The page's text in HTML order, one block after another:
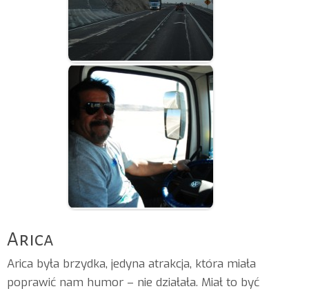
Arica
Arica była brzydka, jedyna atrakcja, która miała
poprawić nam humor – nie działała. Miał to być